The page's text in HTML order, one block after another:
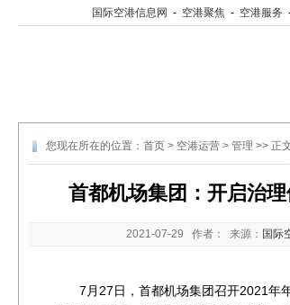
国际空港信息网 - 空港聚焦 - 空港服务
您现在所在的位置： 首页 > 空港运营 > 管理 >> 正
首都机场集团：开启治
2021-07-29 作者： 来源： 国际
7月27日，首都机场集团召开2021年